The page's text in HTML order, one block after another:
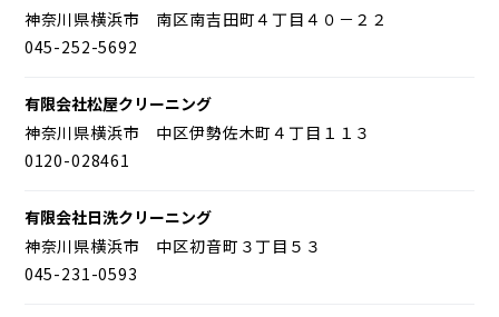
神奈川県横浜市 南区南吉田町４丁目４０－２２
045-252-5692
有限会社松屋クリーニング
神奈川県横浜市 中区伊勢佐木町４丁目１１３
0120-028461
有限会社日洗クリーニング
神奈川県横浜市 中区初音町３丁目５３
045-231-0593